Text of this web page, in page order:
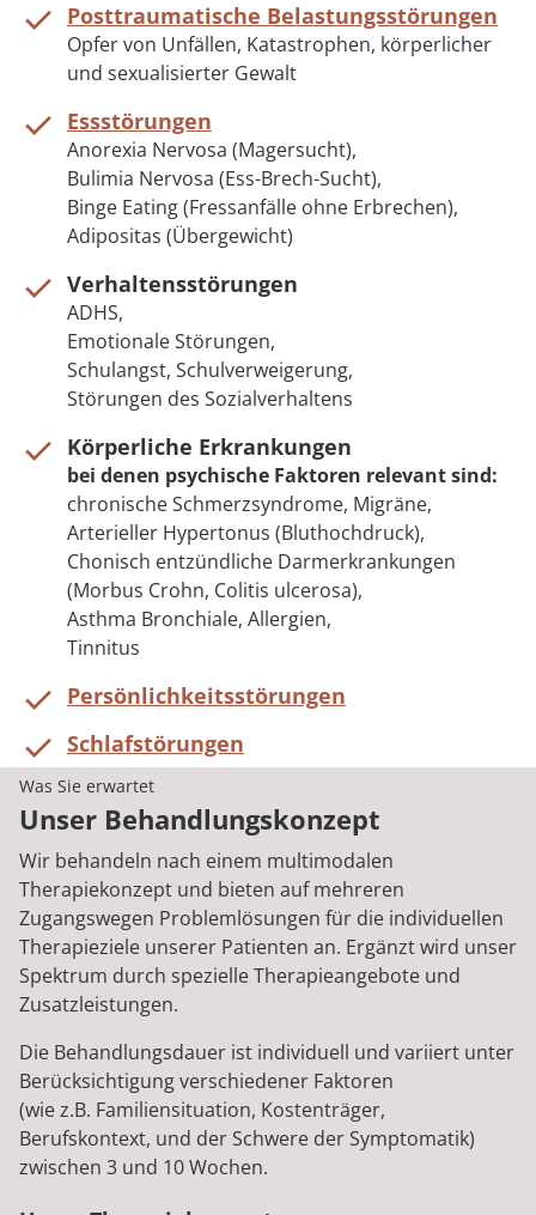
Posttraumatische Belastungsstörungen
Opfer von Unfällen, Katastrophen, körperlicher
und sexualisierter Gewalt
Essstörungen
Anorexia Nervosa (Magersucht),
Bulimia Nervosa (Ess-Brech-Sucht),
Binge Eating (Fressanfälle ohne Erbrechen),
Adipositas (Übergewicht)
Verhaltensstörungen
ADHS,
Emotionale Störungen,
Schulangst, Schulverweigerung,
Störungen des Sozialverhaltens
Körperliche Erkrankungen
bei denen psychische Faktoren relevant sind:
chronische Schmerzsyndrome, Migräne,
Arterieller Hypertonus (Bluthochdruck),
Chonisch entzündliche Darmerkrankungen
(Morbus Crohn, Colitis ulcerosa),
Asthma Bronchiale, Allergien,
Tinnitus
Persönlichkeitsstörungen
Schlafstörungen
Was Sie erwartet
Unser Behandlungskonzept
Wir behandeln nach einem multimodalen
Therapiekonzept und bieten auf mehreren
Zugangswegen Problemlösungen für die individuellen
Therapieziele unserer Patienten an. Ergänzt wird unser
Spektrum durch spezielle Therapieangebote und
Zusatzleistungen.
Die Behandlungsdauer ist individuell und variiert unter
Berücksichtigung verschiedener Faktoren
(wie z.B. Familiensituation, Kostenträger,
Berufskontext, und der Schwere der Symptomatik)
zwischen 3 und 10 Wochen.